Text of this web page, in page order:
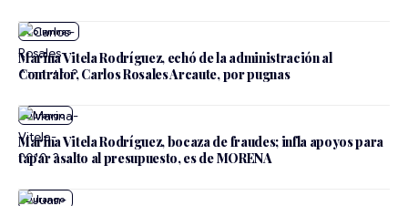
Marina Vitela Rodríguez, echó de la administración al
Contralor, Carlos Rosales Arcaute, por pugnas
Durango
Marina Vitela Rodríguez, bocaza de fraudes; infla apoyos para
tapar asalto al presupuesto, es de MORENA
Durango